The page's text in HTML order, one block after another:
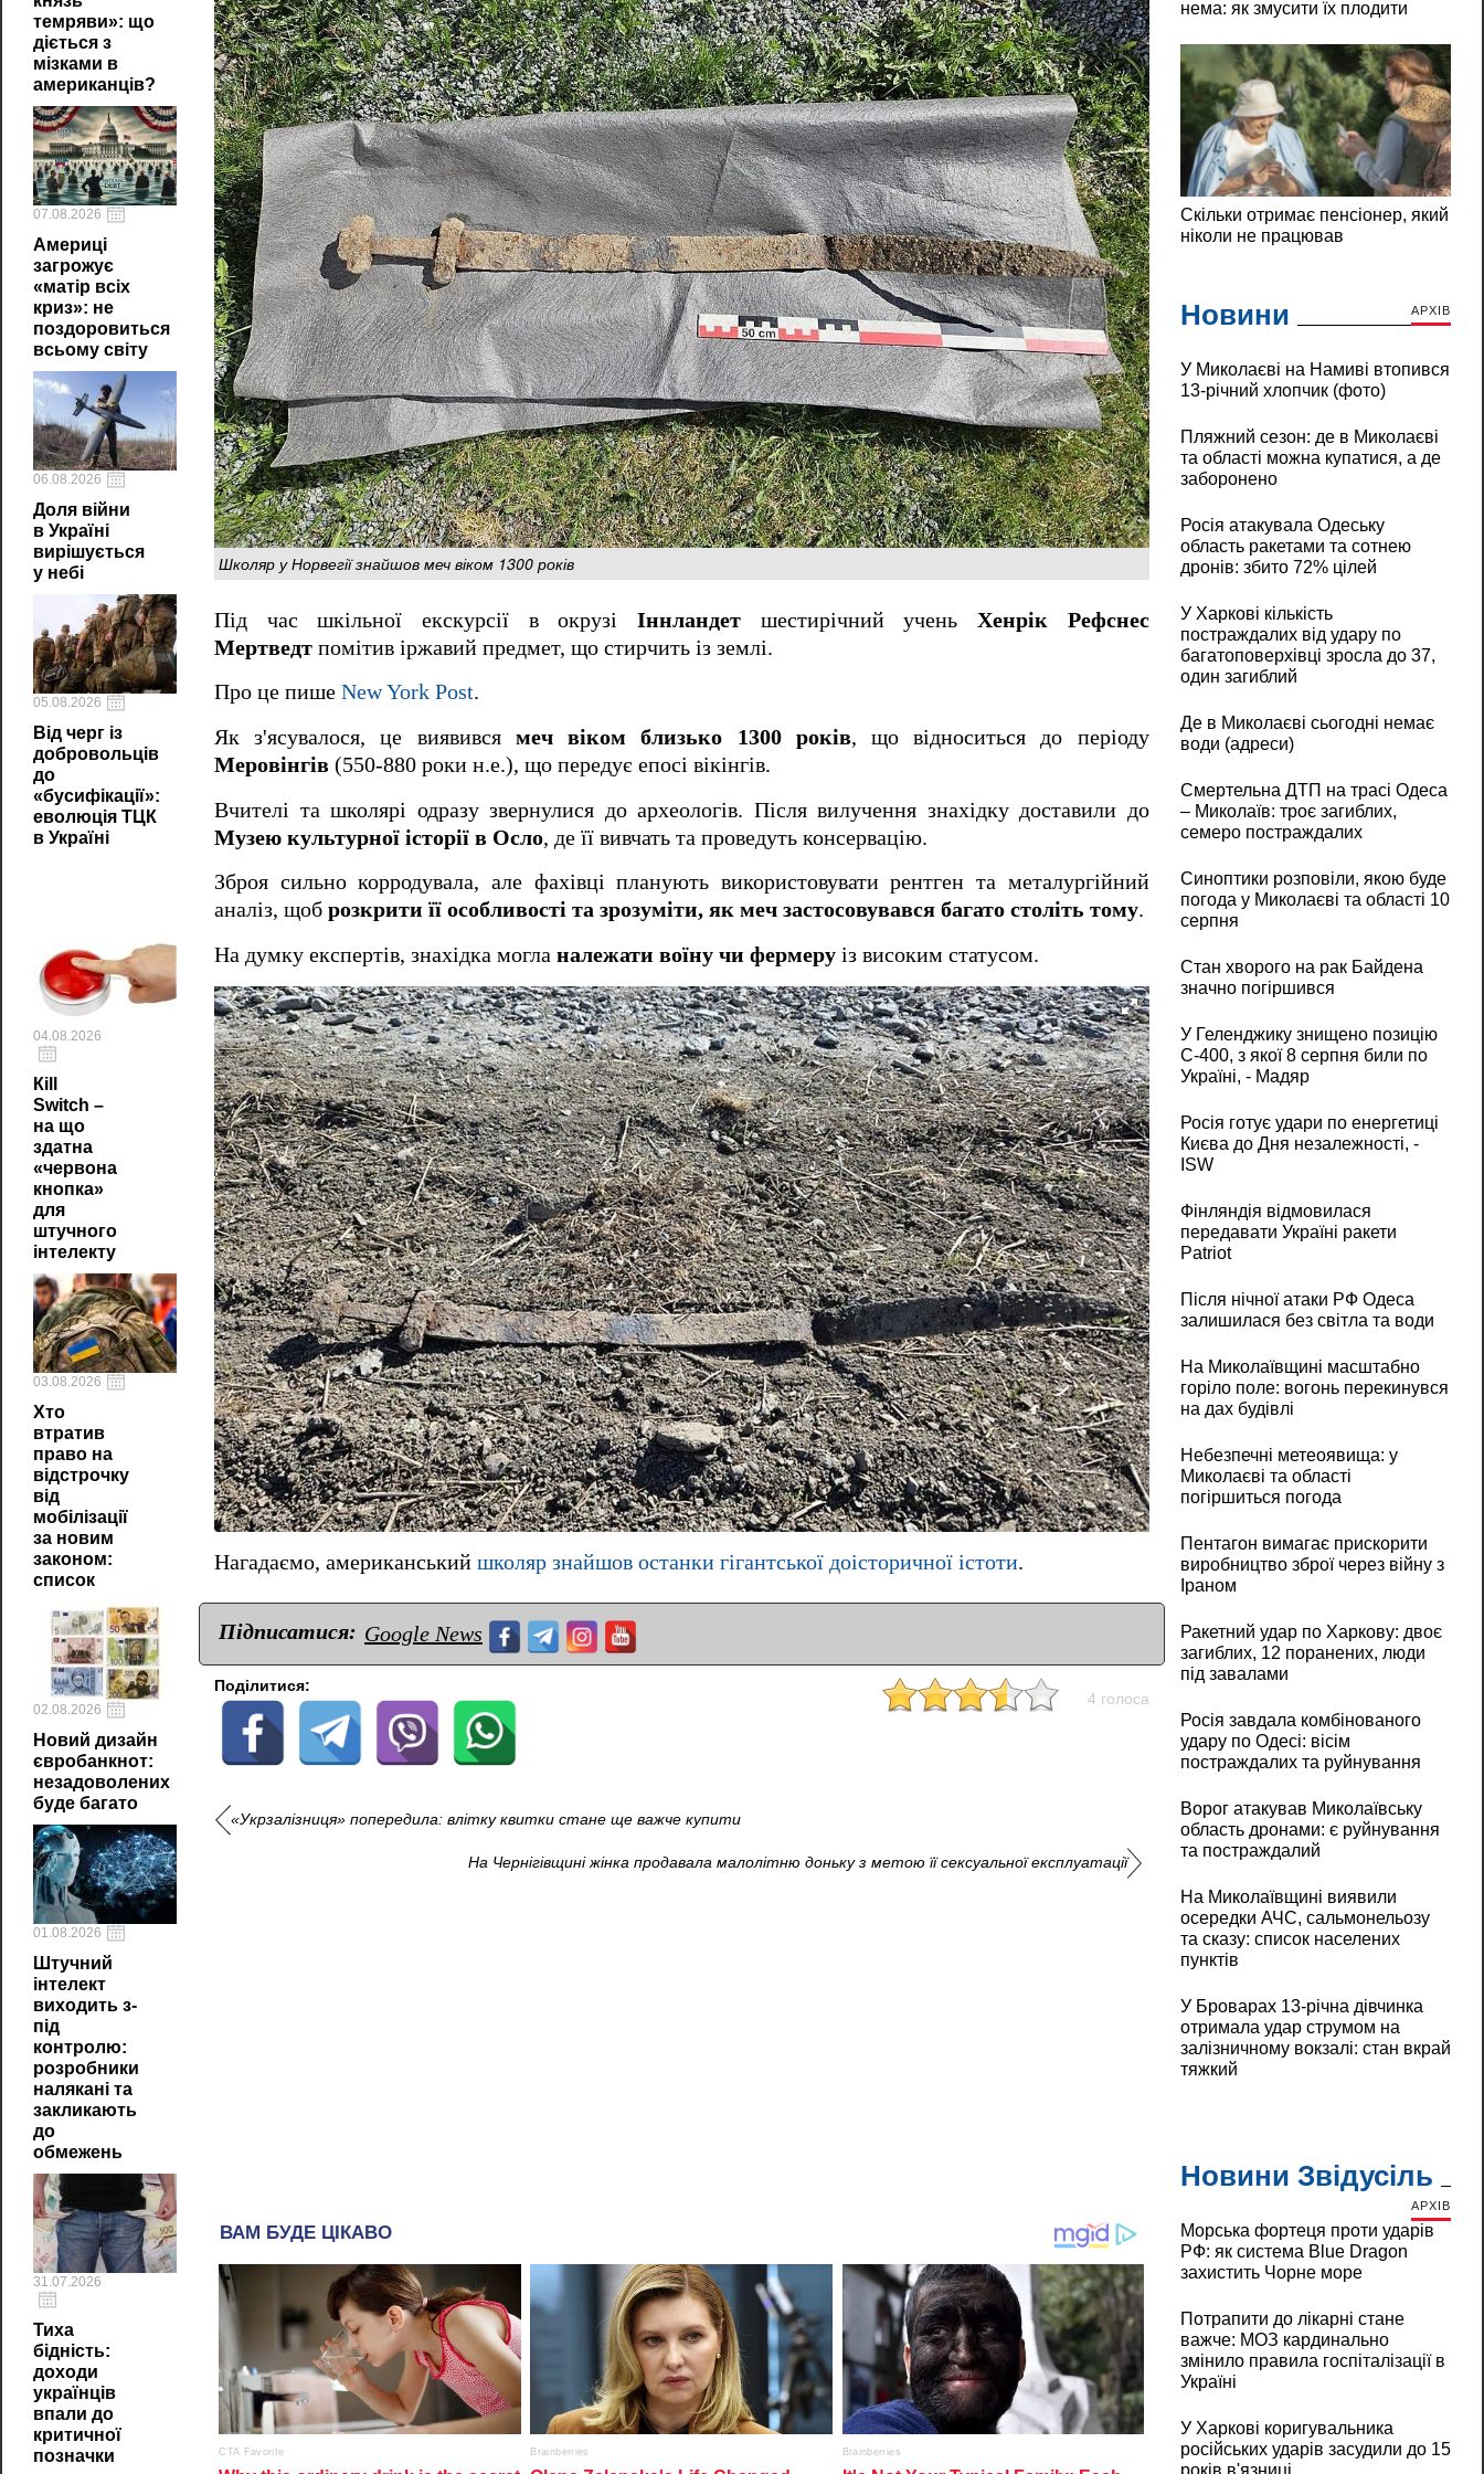
темряви»: що
діється з
мізками в
американців?
07.08.2026
Америці
загрожує
«матір всіх
криз»: не
поздоровиться
всьому світу
06.08.2026
Доля війни
в Україні
вирішується
у небі
05.08.2026
Від черг із
добровольців
до
«бусифікації»:
еволюція ТЦК
в Україні
04.08.2026
Кill
Switch –
на що
здатна
«червона
кнопка»
для
штучного
інтелекту
03.08.2026
Хто
втратив
право на
відстрочку
від
мобілізації
за новим
законом:
список
02.08.2026
Новий дизайн
євробанкнот:
незадоволених
буде багато
01.08.2026
Штучний
інтелект
виходить з-
під
контролю:
розробники
налякані та
закликають
до
обмежень
31.07.2026
Тиха
бідність:
доходи
українців
впали до
критичної
позначки
Школяр у Норвегії знайшов меч віком 1300 років
Під час шкільної екскурсії в окрузі Іннландет шестирічний учень Хенрік Рефснес
Мертведт помітив іржавий предмет, що стирчить із землі.
Про це пише New York Post.
Як з'ясувалося, це виявився меч віком близько 1300 років, що відноситься до періоду
Меровінгів (550-880 роки н.е.), що передує епосі вікінгів.
Вчителі та школярі одразу звернулися до археологів. Після вилучення знахідку доставили до
Музею культурної історії в Осло, де її вивчать та проведуть консервацію.
Зброя сильно корродувала, але фахівці планують використовувати рентген та металургійний
аналіз, щоб розкрити її особливості та зрозуміти, як меч застосовувався багато століть тому.
На думку експертів, знахідка могла належати воїну чи фермеру із високим статусом.
Нагадаємо, американський школяр знайшов останки гігантської доісторичної істоти.
Підписатися: Google News
Поділитися:
4 голоса
«Укрзалізниця» попередила: влітку квитки стане ще важче купити
На Чернігівщині жінка продавала малолітню доньку з метою її сексуальної експлуатації
Новини АРХІВ
У Миколаєві на Намиві втопився
13-річний хлопчик (фото)
Пляжний сезон: де в Миколаєві
та області можна купатися, а де
заборонено
Росія атакувала Одеську
область ракетами та сотнею
дронів: збито 72% цілей
У Харкові кількість
постраждалих від удару по
багатоповерхівці зросла до 37,
один загиблий
Де в Миколаєві сьогодні немає
води (адреси)
Смертельна ДТП на трасі Одеса
– Миколаїв: троє загиблих,
семеро постраждалих
Синоптики розповіли, якою буде
погода у Миколаєві та області 10
серпня
Стан хворого на рак Байдена
значно погіршився
У Геленджику знищено позицію
С-400, з якої 8 серпня били по
Україні, - Мадяр
Росія готує удари по енергетиці
Києва до Дня незалежності, -
ISW
Фінляндія відмовилася
передавати Україні ракети
Patriot
Після нічної атаки РФ Одеса
залишилася без світла та води
На Миколаївщині масштабно
горіло поле: вогонь перекинувся
на дах будівлі
Небезпечні метеоявища: у
Миколаєві та області
погіршиться погода
Пентагон вимагає прискорити
виробництво зброї через війну з
Іраном
Ракетний удар по Харкову: двоє
загиблих, 12 поранених, люди
під завалами
Росія завдала комбінованого
удару по Одесі: вісім
постраждалих та руйнування
Ворог атакував Миколаївську
область дронами: є руйнування
та постраждалий
На Миколаївщині виявили
осередки АЧС, сальмонельозу
та сказу: список населених
пунктів
У Броварах 13-річна дівчинка
отримала удар струмом на
залізничному вокзалі: стан вкрай
тяжкий
Новини Звідусіль
АРХІВ
Морська фортеця проти ударів
РФ: як система Blue Dragon
захистить Чорне море
Потрапити до лікарні стане
важче: МОЗ кардинально
змінило правила госпіталізації в
Україні
У Харкові коригувальника
російських ударів засудили до 15